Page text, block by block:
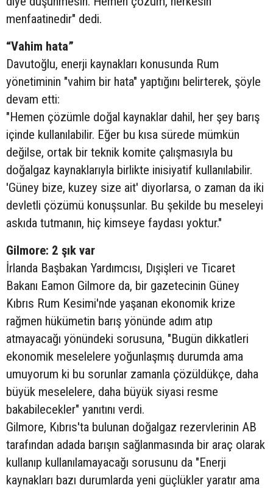
menfaatinedir" dedi.
“Vahim hata”
Davutoğlu, enerji kaynakları konusunda Rum
yönetiminin "vahim bir hata" yaptığını belirterek, şöyle
devam etti:
"Hemen çözümle doğal kaynaklar dahil, her şey barış
içinde kullanılabilir. Eğer bu kısa sürede mümkün
değilse, ortak bir teknik komite çalışmasıyla bu
doğalgaz kaynaklarıyla birlikte inisiyatif kullanılabilir.
'Güney bize, kuzey size ait' diyorlarsa, o zaman da iki
devletli çözümü konuşsunlar. Bu şekilde bu meseleyi
askıda tutmanın, hiç kimseye faydası yoktur."
Gilmore: 2 şık var
İrlanda Başbakan Yardımcısı, Dışişleri ve Ticaret
Bakanı Eamon Gilmore da, bir gazetecinin Güney
Kıbrıs Rum Kesimi'nde yaşanan ekonomik krize
rağmen hükümetin barış yönünde adım atıp
atmayacağı yönündeki sorusuna, "Bugün dikkatleri
ekonomik meselelere yoğunlaşmış durumda ama
umuyorum ki bu sorunlar zamanla çözüldükçe, daha
büyük meselelere, daha büyük siyasi resme
bakabilecekler" yanıtını verdi.
Gilmore, Kıbrıs'ta bulunan doğalgaz rezervlerinin AB
tarafından adada barışın sağlanmasında bir araç olarak
kullanıp kullanılamayacağı sorusunu da "Enerji
kaynakları bazı durumlarda yeni güçlükler yaratır ama